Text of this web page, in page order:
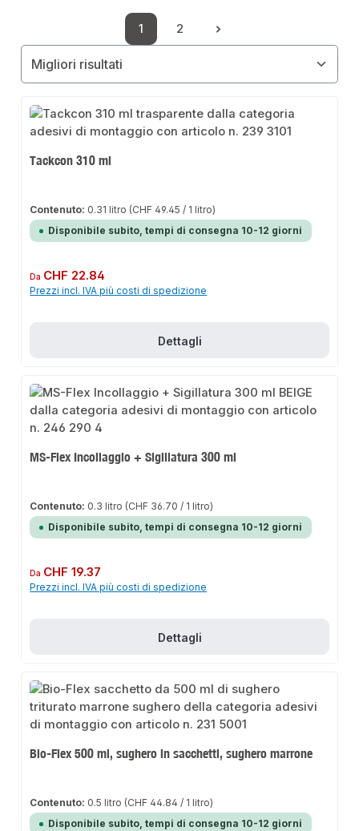
Pagina
1
Pagina
2
Tackcon 310 ml
Contenuto: 0.31 litro (CHF 49.45 / 1 litro)
Disponibile subito, tempi di consegna 10-12 giorni
Prezzo normale:
Da CHF 22.84
Prezzi incl. IVA più costi di spedizione
Dettagli
MS-Flex Incollaggio + Sigillatura 300 ml
Contenuto: 0.3 litro (CHF 36.70 / 1 litro)
Disponibile subito, tempi di consegna 10-12 giorni
Prezzo normale:
Da CHF 19.37
Prezzi incl. IVA più costi di spedizione
Dettagli
Bio-Flex 500 ml, sughero in sacchetti, sughero marrone
Contenuto: 0.5 litro (CHF 44.84 / 1 litro)
Disponibile subito, tempi di consegna 10-12 giorni